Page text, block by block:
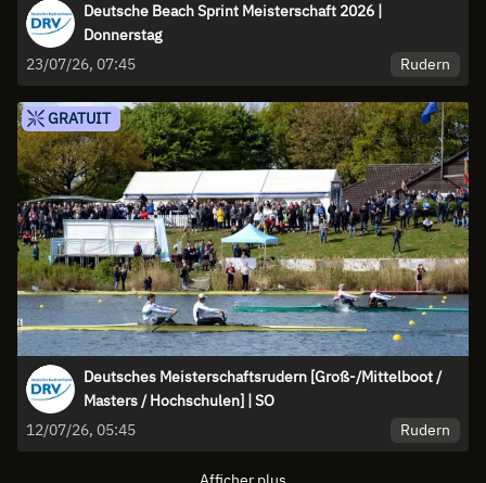
Deutsche Beach Sprint Meisterschaft 2026 |
Donnerstag
23/07/26, 07:45
Rudern
GRATUIT
Deutsches Meisterschaftsrudern [Groß-/Mittelboot /
Masters / Hochschulen] | SO
12/07/26, 05:45
Rudern